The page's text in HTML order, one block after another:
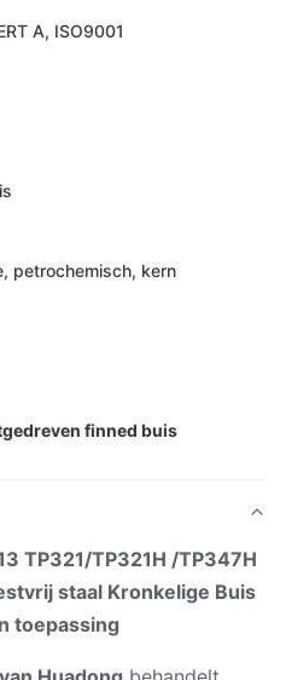
A, ISO9001
petrochemisch, kern
finned buis
TP321/TP321H /TP347H
staal Kronkelige Buis
toepassing